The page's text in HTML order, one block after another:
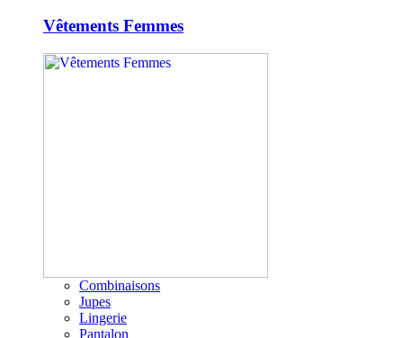
Vêtements Femmes
Combinaisons
Jupes
Lingerie
Pantalon